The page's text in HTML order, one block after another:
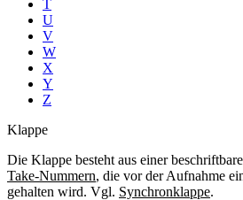
T
U
V
W
X
Y
Z
Klappe
Die Klappe besteht aus einer
Take-Nummern, die vor der Aufnahme
gehalten wird. Vgl. Synchronklappe.